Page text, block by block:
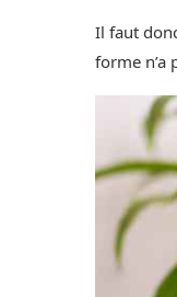
Il faut
forme n’a